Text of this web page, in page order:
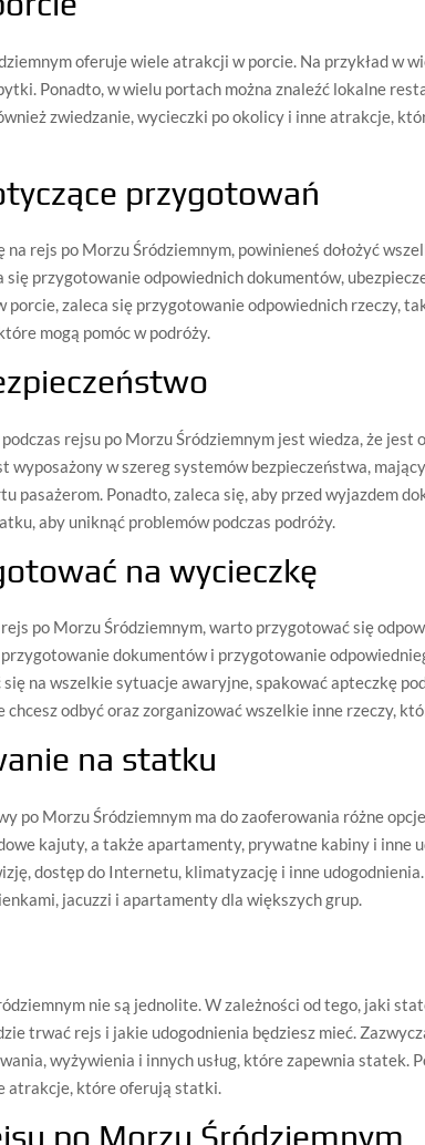
oferuje wiele atrakcji w porcie. Na przykład w
Ponadto, w wielu portach można znaleźć lokalne
zwiedzanie, wycieczki po okolicy i inne atrakcje,
przygotowań
rejs po Morzu Śródziemnym, powinieneś dołożyć
się przygotowanie odpowiednich dokumentów,
porcie, zaleca się przygotowanie odpowiednich rzeczy,
mogą pomóc w podróży.
rejsu po Morzu Śródziemnym jest wiedza, że jest
wyposażony w szereg systemów bezpieczeństwa,
pasażerom. Ponadto, zaleca się, aby przed wyjazdem
aby uniknąć problemów podczas podróży.
na wycieczkę
po Morzu Śródziemnym, warto przygotować się
dokumentów i przygotowanie
na wszelkie sytuacje awaryjne, spakować apteczkę
odbyć oraz zorganizować wszelkie inne rzeczy,
na statku
po Morzu Śródziemnym ma do zaoferowania różne
kajuty, a także apartamenty, prywatne kabiny i inne
dostęp do Internetu, klimatyzację i inne
jacuzzi i apartamenty dla większych grup.
nie są jednolite. W zależności od tego, jaki
trwać rejs i jakie udogodnienia będziesz mieć.
wyżywienia i innych usług, które zapewnia statek.
atrakcje, które oferują statki.
po Morzu Śródziemnym